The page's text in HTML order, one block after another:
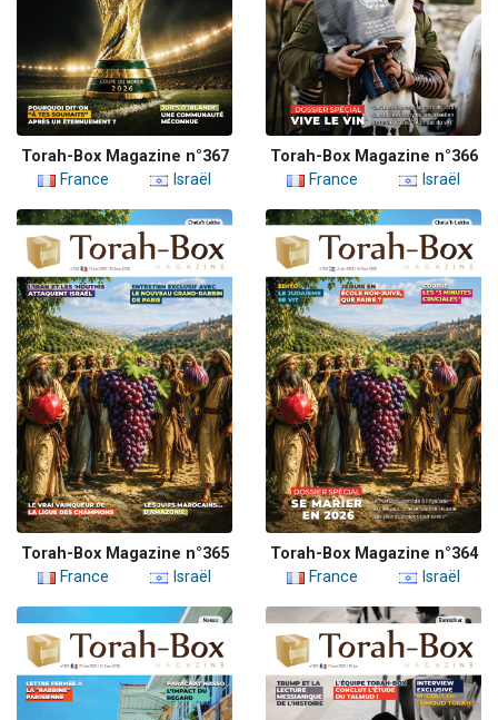
Torah-Box Magazine n°367
France
Israël
Torah-Box Magazine n°366
France
Israël
Torah-Box Magazine n°365
France
Israël
Torah-Box Magazine n°364
France
Israël